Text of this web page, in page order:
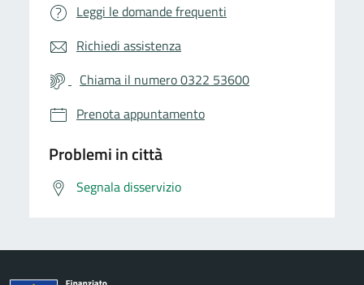
Leggi le domande frequenti
Richiedi assistenza
Chiama il numero 0322 53600
Prenota appuntamento
Problemi in città
Segnala disservizio